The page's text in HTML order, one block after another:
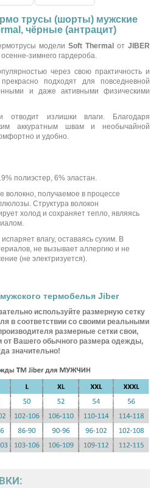
трусы (шорты) мужские
чёрные (антрацит)
модели Soft Thermal от JIBER
зимнего гардероба.
через свою практичность и
подходят для повседневной
и даже активными физическими
отводит излишки влаги. Благодаря
аккуратным швам и необычайной
и удобно.
полиэстер, 6% эластан.
волокно, получаемое в процессе
Структура волокон
холод и сохраняет тепло, являясь
влагу, оставаясь сухим. В
не вызывает аллергию и не
(не электризуется).
термобелья Jiber
используйте размерную сетку
в соответствии со своими реальными
размерные сетки свои,
от Вашего обычного размера одежды,
значительно!